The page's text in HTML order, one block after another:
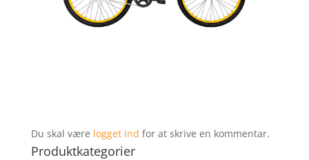
Du skal være logget ind for at skrive en kommentar.
Produktkategorier